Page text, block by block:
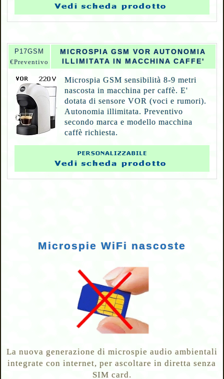
P 17GSM
€Preventivo
MICROSPIA GSM VOR AUTONOMIA
ILLIMITATA IN MACCHINA CAFFE'
Microspia GSM sensibilità 8-9 metri
nascosta in macchina per caffè. E'
dotata di sensore VOR (voci e rumori).
Autonomia illimitata. Preventivo
secondo marca e modello macchina
caffè richiesta.
Microspie WiFi nascoste
La nuova generazione di microspie audio ambientali
integrate con internet, per ascoltare in diretta senza
SIM card.